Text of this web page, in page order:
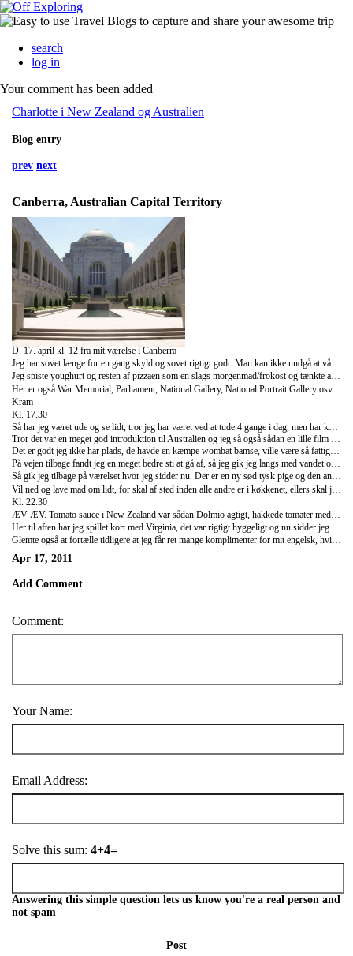
search
log in
Your comment has been added
Charlotte i New Zealand og Australien
Blog entry
prev next
Canberra, Australian Capital Territory
D. 17. april kl. 12 fra mit værelse i Canberra
Jeg har sovet længe for en gang skyld og sovet rigtigt godt. Man kan ikke undgå at vågne når folk pusler rundt kl. 7, 8 osv. og det gør de fordi der er 10 på værelset. Jeg lå dog i min seng til næsten kl. 10 og det var skønt, så var jeg pludselig alene igen, men det var okay. Jeg gik ud på badeværelset for at tage et bad og det var så ikke så skønt, vandet var halv koldt og der var ret beskidt. Jeg synes altså det er for ulækkert selvom det ikke er et hotel.
Jeg spiste youghurt og resten af pizzaen som en slags morgenmad/frokost og tænkte at jeg lige ville gøre d. 15 og d. 16 færdige, så de er up to date nu. Så derfor blev klokken pludselig 12, men det går nok også, alle siger man kan se Canberra på en dag og jeg har 4, så har tid nok. I dag regner jeg med at om en 5 min. tid at gå hen og finde Canberra National Museum og bruge lidt tid der, tror jeg nok skal blive godt.
Her er også War Memorial, Parliament, National Gallery, National Portrait Gallery osv. osv. så tror da der er nok at tage sig til, nu må vi se. Jep, jeg vil der ud af og er på igen senere i eftermiddag/aften min tid, skal så også lige have købt ind og for en gang skyld lavet noget ordenligt mad. Det er lidt svært at fange jer der hjemme nu, for jeg er jo 8 timer foran, så det er lidt rodet. Jeg bruger også nu mit australske simkort og ikke det fra New Zealand, så har skiftet nummer.
Kram
Kl. 17.30
Så har jeg været ude og se lidt, tror jeg har været ved at tude 4 gange i dag, men har kunne stoppe mig selv, så det går vel lidt bedre. Ved ikke lige hvad der sker, føler mig helt utilpas i min egen krop fordi jeg tuder som om jeg var teenager. Nå, men jeg blev lidt væk på vej til museet som ligger lidt for sig selv, så nåede ikke rigtigt at se andet i dag, men nu tog jeg jo også først af sted kl. 12. Det var et rigtigt flot museum, sådan lidt interaktivt og moderne. Der var både moderne kunst, aboriginal kunst, historie fra landet blev skabt og op til nu og jeg gik først der fra omk. kl. 16
Tror det var en meget god introduktion til Australien og jeg så også sådan en lille film i et rum der drejede rundt som fortalte historien gennem billeder og lyd.
Det er godt jeg ikke har plads, de havde en kæmpe wombat bamse, ville være så fattig hvis jeg kunne have alt med mig!
På vejen tilbage fandt jeg en meget bedre sti at gå af, så jeg gik jeg langs med vandet og to sorte svaner "svømmede efter mig", hver gang jeg kiggede til siden var de der og kiggede på mig også. Så gik jeg hen og købte mig en Magnum is og på vejen tilbage gik jeg lige forbi IGA som er et supermarked, de har også Aldi her, men vidste den ville være lukket fordi det er søndag og kl. var 16.30. Så nu har jeg købt 5 plastik bokse til at putte mad i, hakket kød, pasta, tomatsovs og en gulerod. Så vil lave alt kødet i dag og putte i bokse til de næste dage. Har også købt en stor boks af det youghurt jeg har fundet ud af jeg godt kan lide, det blev LIDT dyrt, men nu ved jeg at det smager godt og det er bedre end hvidt brød og nutella. Det er med jordbær stykker i.
Så gik jeg tilbage på værelset hvor jeg sidder nu. Der er en ny sød tysk pige og den anden er også lige kommet tilbage fra Esprit hvor hun arbejder. Vi har aftalt at senere.. kl. 22 - 23 måske (for de vil også lidt på computeren osv) skal vi spille kort, for hendes kæreste kommer sent hjem i aften, han skal ud med nogen venner.
Kl. 22.30
ÆV ÆV. Tomato sauce i New Zealand var sådan Dolmio agtigt, hakkede tomater med krydderi osv. lige til at vælte i maden. Her er det så ketchup tilsyneladende.. så væltede en helt bøtte ketchup ud over mit dyrebar hakkekød med gullerøder i. Det smager altså ikke skide godt. Nu har jeg to plastikbøtter med det til de næste to dage, så jeg bare skal lave pasta og varme det, så må spise det lige meget hvad. Røv træls.
Her til aften har jeg spillet kort med Virginia, det var rigtigt hyggeligt og nu sidder jeg bare og skriver det her. I morgen går jeg nok i Canberra centeret med hende om formiddagen, men vi må lige se ad. Bare hyggeligt at have nogen at snakke lidt med og de tager videre tirsdag og skal noget i morgen aften.
Glemte også at fortælle tidligere at jeg får ret mange komplimenter for mit engelsk, hvilket jo er super dejligt. Så da jeg skulle forberede mig på den lange bustur til Canberra købte jeg for 25 kr. sådan en bog med 150 kryds og tværs inkl. kuglepen og svarene bag i, tænkte at så skulle jeg da bare holde det ved lige. Det er MEGA svært, haha.
Apr 17, 2011
Add Comment
Comment:
Your Name:
Email Address:
Solve this sum: 4+4=
Answering this simple question lets us know you're a real person and
not spam
Post